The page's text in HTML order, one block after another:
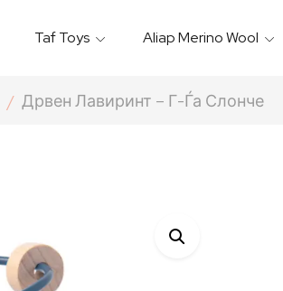
Taf Toys Aliap Merino Wool
Дрвен Лавиринт – Г-Ѓа Слонче